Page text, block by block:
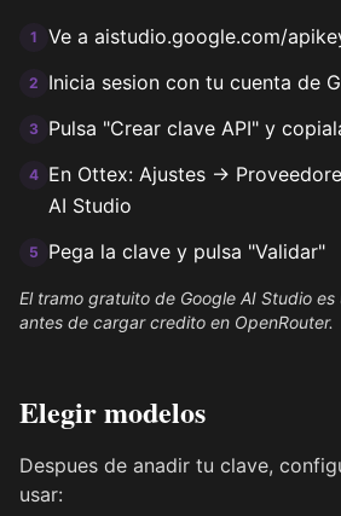
1 Ve a aistudio.google.com/
2 Inicia sesion con tu cuenta de
3 Pulsa "Crear clave API" y
4 En Ottex: Ajustes →
AI Studio
5 Pega la clave y pulsa "Validar"
El tramo gratuito de Google AI Studio
antes de cargar credito en OpenRouter.
Elegir modelos
Despues de anadir tu clave,
usar: